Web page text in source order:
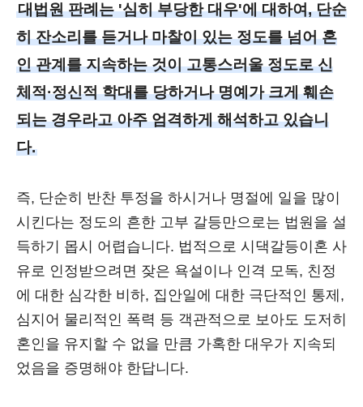
대법원 판례는 '심히 부당한 대우'에 대하여, 단순
히 잔소리를 듣거나 마찰이 있는 정도를 넘어 혼
인 관계를 지속하는 것이 고통스러울 정도로 신
체적·정신적 학대를 당하거나 명예가 크게 훼손
되는 경우라고 아주 엄격하게 해석하고 있습니
다.
즉, 단순히 반찬 투정을 하시거나 명절에 일을 많이
시킨다는 정도의 흔한 고부 갈등만으로는 법원을 설
득하기 몹시 어렵습니다. 법적으로 시댁갈등이혼 사
유로 인정받으려면 잦은 욕설이나 인격 모독, 친정
에 대한 심각한 비하, 집안일에 대한 극단적인 통제,
심지어 물리적인 폭력 등 객관적으로 보아도 도저히
혼인을 유지할 수 없을 만큼 가혹한 대우가 지속되
었음을 증명해야 한답니다.